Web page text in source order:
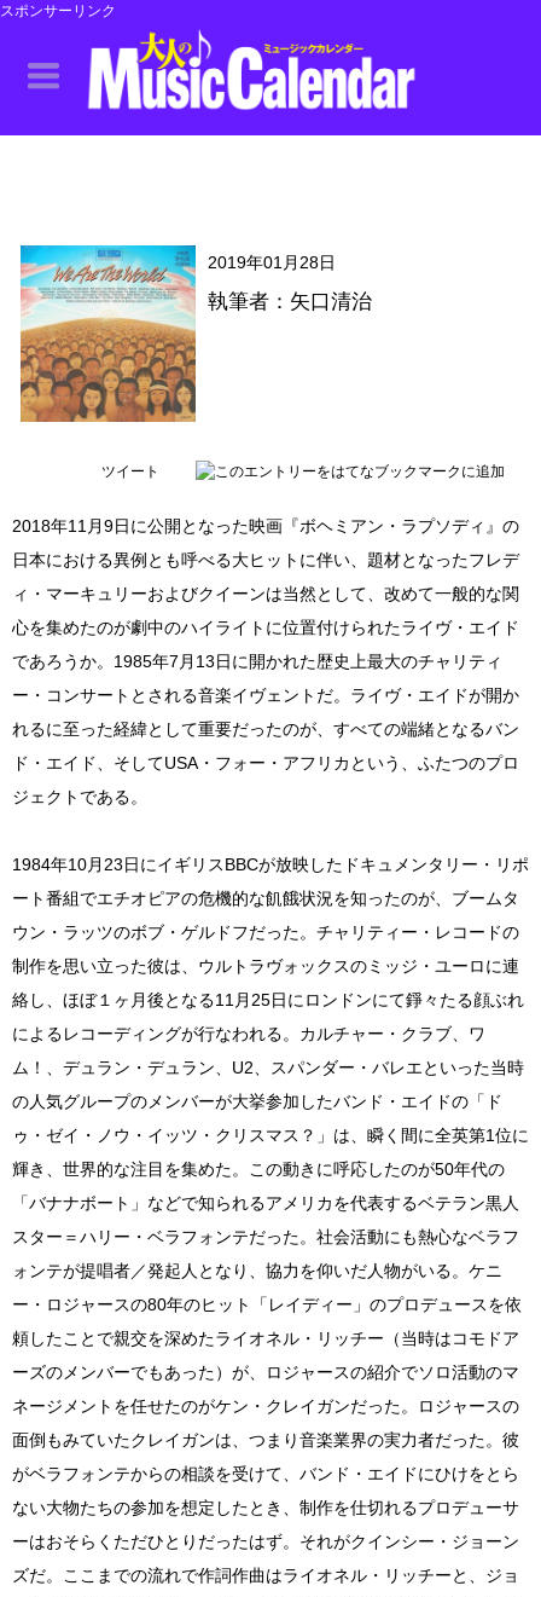
スポンサーリンク
2019年01月28日
執筆者：矢口清治
ツイート
2018年11月9日に公開となった映画『ボヘミアン・ラプソディ』の
日本における異例とも呼べる大ヒットに伴い、題材となったフレデ
ィ・マーキュリーおよびクイーンは当然として、改めて一般的な関
心を集めたのが劇中のハイライトに位置付けられたライヴ・エイド
であろうか。1985年7月13日に開かれた歴史上最大のチャリティ
ー・コンサートとされる音楽イヴェントだ。ライヴ・エイドが開か
れるに至った経緯として重要だったのが、すべての端緒となるバン
ド・エイド、そしてUSA・フォー・アフリカという、ふたつのプロ
ジェクトである。
1984年10月23日にイギリスBBCが放映したドキュメンタリー・リポ
ート番組でエチオピアの危機的な飢餓状況を知ったのが、ブームタ
ウン・ラッツのボブ・ゲルドフだった。チャリティー・レコードの
制作を思い立った彼は、ウルトラヴォックスのミッジ・ユーロに連
絡し、ほぼ１ヶ月後となる11月25日にロンドンにて錚々たる顔ぶれ
によるレコーディングが行なわれる。カルチャー・クラブ、ワ
ム！、デュラン・デュラン、U2、スパンダー・バレエといった当時
の人気グループのメンバーが大挙参加したバンド・エイドの「ド
ゥ・ゼイ・ノウ・イッツ・クリスマス？」は、瞬く間に全英第1位に
輝き、世界的な注目を集めた。この動きに呼応したのが50年代の
「バナナボート」などで知られるアメリカを代表するベテラン黒人
スター＝ハリー・ベラフォンテだった。社会活動にも熱心なベラフ
ォンテが提唱者／発起人となり、協力を仰いだ人物がいる。ケニ
ー・ロジャースの80年のヒット「レイディー」のプロデュースを依
頼したことで親交を深めたライオネル・リッチー（当時はコモドア
ーズのメンバーでもあった）が、ロジャースの紹介でソロ活動のマ
ネージメントを任せたのがケン・クレイガンだった。ロジャースの
面倒もみていたクレイガンは、つまり音楽業界の実力者だった。彼
がベラフォンテからの相談を受けて、バンド・エイドにひけをとら
ない大物たちの参加を想定したとき、制作を仕切れるプロデューサ
ーはおそらくただひとりだったはず。それがクインシー・ジョーン
ズだ。ここまでの流れで作詞作曲はライオネル・リッチーと、ジョ